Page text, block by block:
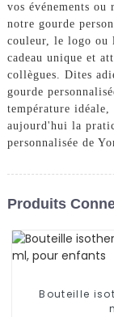
vos événements ou
notre gourde
couleur, le logo
cadeau unique et
collègues. Dites
gourde
température
aujourd'hui la
personnalisée de
Produits
Bouteille